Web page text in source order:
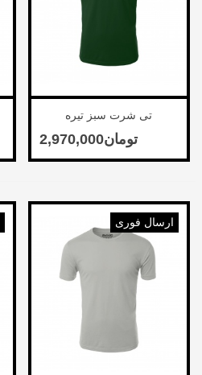
تی شرت سبز تیره
‎تومان2,970,000
ارسال فوری